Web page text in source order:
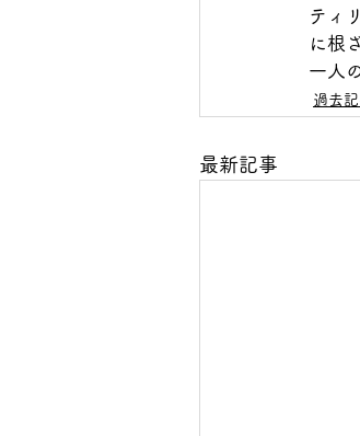
ティ
に根
一人
過去
最新記事